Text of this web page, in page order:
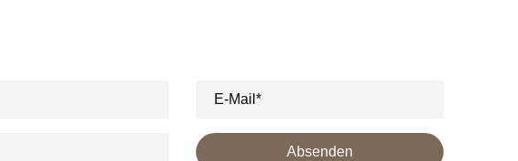
E-Mail*
Absenden